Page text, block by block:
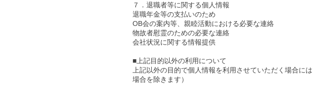
７．退職者等に関する個人情報
退職年金等の支払いのため
OB会の案内等、親睦活動における必要な連絡
物故者慰霊のための必要な連絡
会社状況に関する情報提供
■上記目的以外の利用について
上記以外の目的で個人情報を利用させていただく場合に
場合を除きます）